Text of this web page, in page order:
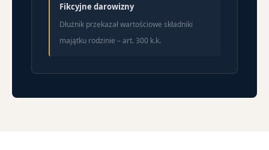
Fikcyjne darowizny
Dłużnik przekazał wartościowe składniki
majątku rodzinie – art. 300 k.k.